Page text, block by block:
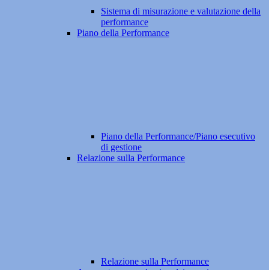
Sistema di misurazione e valutazione della
performance
Piano della Performance
Piano della Performance/Piano esecutivo
di gestione
Relazione sulla Performance
Relazione sulla Performance